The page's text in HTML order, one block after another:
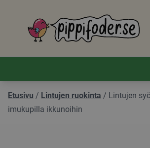
Pippifoder logo
Etusivu / Lintujen ruokinta / Lintujen
imukupilla ikkunoihin